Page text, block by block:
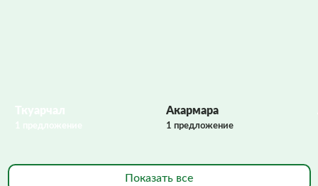
Акармара
1 предложение
Показать все